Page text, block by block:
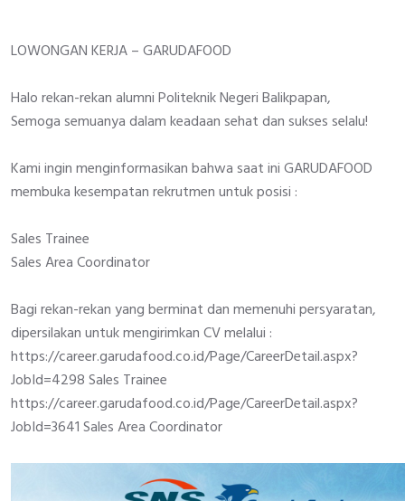
LOWONGAN KERJA – GARUDAFOOD
Halo rekan-rekan alumni Politeknik Negeri Balikpapan,
Semoga semuanya dalam keadaan sehat dan sukses selalu!
Kami ingin menginformasikan bahwa saat ini GARUDAFOOD
membuka kesempatan rekrutmen untuk posisi :
Sales Trainee
Sales Area Coordinator
Bagi rekan-rekan yang berminat dan memenuhi persyaratan,
dipersilakan untuk mengirimkan CV melalui :
https://career.garudafood.co.id/Page/CareerDetail.aspx?
JobId=4298Sales Trainee
https://career.garudafood.co.id/Page/CareerDetail.aspx?
JobId=3641Sales Area Coordinator